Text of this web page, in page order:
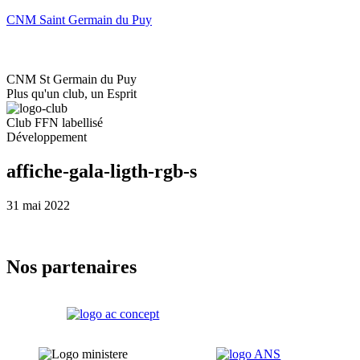
CNM Saint Germain du Puy
CNM St Germain du Puy
Plus qu'un club, un Esprit
Club FFN labellisé
Développement
affiche-gala-ligth-rgb-s
31 mai 2022
Nos partenaires